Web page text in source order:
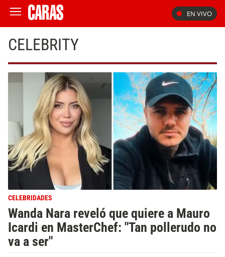
EN VIVO
CELEBRITY
CELEBRIDADES
Wanda Nara reveló que quiere a Mauro
Icardi en MasterChef: "Tan pollerudo no
va a ser"